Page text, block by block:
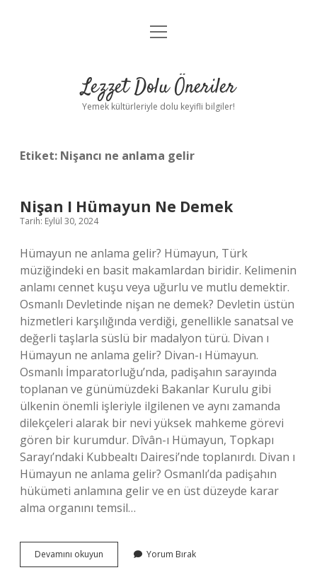
Anasayfa
Yasal Uyarı
menüyü
Lezzet Dolu Öneriler
Yemek kültürleriyle dolu keyifli bilgiler!
Etiket: Nişancı ne anlama gelir
Nişan I Hümayun Ne Demek
Tarih: Eylül 30, 2024
Hümayun ne anlama gelir? Hümayun, Türk
müziğindeki en basit makamlardan biridir. Kelimenin
anlamı cennet kuşu veya uğurlu ve mutlu demektir.
Osmanlı Devletinde nişan ne demek? Devletin üstün
hizmetleri karşılığında verdiği, genellikle sanatsal ve
değerli taşlarla süslü bir madalyon türü. Divan ı
Hümayun ne anlama gelir? Divan-ı Hümayun.
Osmanlı İmparatorluğu’nda, padişahın sarayında
toplanan ve günümüzdeki Bakanlar Kurulu gibi
ülkenin önemli işleriyle ilgilenen ve aynı zamanda
dilekçeleri alarak bir nevi yüksek mahkeme görevi
gören bir kurumdur. Dîvân-ı Hümayun, Topkapı
Sarayı’ndaki Kubbealtı Dairesi’nde toplanırdı. Divan ı
Hümayun ne anlama gelir? Osmanlı’da padişahın
hükümeti anlamına gelir ve en üst düzeyde karar
alma organını temsil…
Devamını okuyun
I
Yorum Bırak